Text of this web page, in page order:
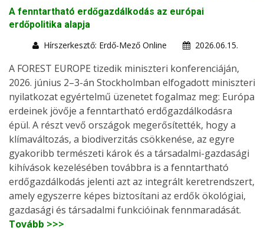
A fenntartható erdőgazdálkodás az európai
erdőpolitika alapja
Hírszerkesztő: Erdő-Mező Online
2026.06.15.
A FOREST EUROPE tizedik miniszteri konferenciáján,
2026. június 2–3-án Stockholmban elfogadott miniszteri
nyilatkozat egyértelmű üzenetet fogalmaz meg: Európa
erdeinek jövője a fenntartható erdőgazdálkodásra
épül. A részt vevő országok megerősítették, hogy a
klímaváltozás, a biodiverzitás csökkenése, az egyre
gyakoribb természeti károk és a társadalmi-gazdasági
kihívások kezelésében továbbra is a fenntartható
erdőgazdálkodás jelenti azt az integrált keretrendszert,
amely egyszerre képes biztosítani az erdők ökológiai,
gazdasági és társadalmi funkcióinak fennmaradását.
Tovább >>>